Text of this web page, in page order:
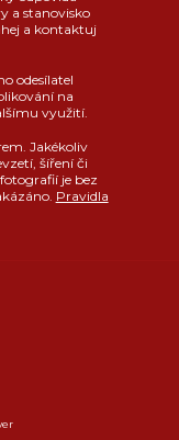
a stanovisko
a kontaktuj
odesílatel
na
využití.
Jakékoliv
šíření či
je bez
Pravidla